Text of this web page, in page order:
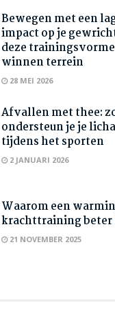
Bewegen met een
impact op je
deze
winnen terrein
28 MEI 2026
Afvallen met thee:
ondersteun je je
tijdens het sporten
2 JANUARI 2026
Waarom een
krachttraining beter
21 NOVEMBER 2025